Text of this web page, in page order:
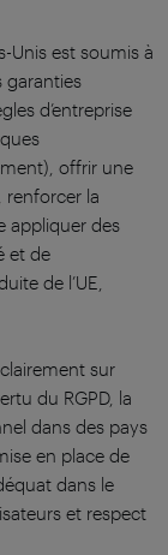
Unis est soumis à
garanties
d’entreprise
offrir une
renforcer la
appliquer des
et de
de l’UE,
sur
du RGPD, la
dans des pays
en place de
dans le
et respect